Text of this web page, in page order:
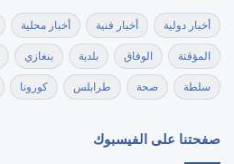
أخبار دولية أخبار فنية أخبار محلية
المؤقتة الوفاق بلدية بنغازي
سلطة صحة طرابلس كورونا
صفحتنا على الفيسبوك